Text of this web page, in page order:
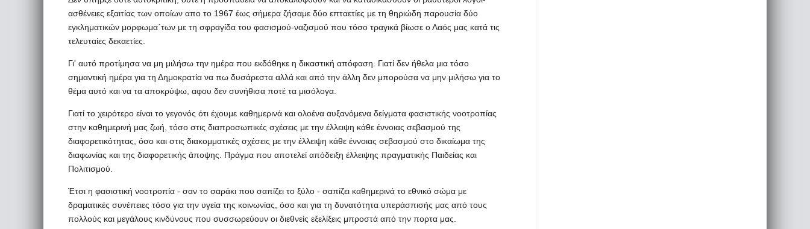
ασθένειες εξαιτίας των οποίων απο το 1967 έως σήμερα ζήσαμε δύο επταετίες με τη θηριώδη παρουσία δύο
εγκληματικών μορφωμα΄των με τη σφραγίδα του φασισμού-ναζισμού που τόσο τραγικά βίωσε ο Λαός μας κατά τις
τελευταίες δεκαετίες.
Γι' αυτό προτίμησα να μη μιλήσω την ημέρα που εκδόθηκε η δικαστική απόφαση. Γιατί δεν ήθελα μια τόσο
σημαντική ημέρα για τη Δημοκρατία να πω δυσάρεστα αλλά και από την άλλη δεν μπορούσα να μην μιλήσω για το
θέμα αυτό και να τα αποκρύψω, αφου δεν συνήθισα ποτέ τα μισόλογα.
Γιατί το χειρότερο είναι το γεγονός ότι έχουμε καθημερινά και ολοένα αυξανόμενα δείγματα φασιστικής νοοτροπίας
στην καθημερινή μας ζωή, τόσο στις διαπροσωπικές σχέσεις με την έλλειψη κάθε έννοιας σεβασμού της
διαφορετικότητας, όσο και στις διακομματικές σχέσεις με την έλλειψη κάθε έννοιας σεβασμού στο δικαίωμα της
διαφωνίας και της διαφορετικής άποψης. Πράγμα που αποτελεί απόδειξη έλλειψης πραγματικής Παιδείας και
Πολιτισμού.
Έτσι η φασιστική νοοτροπία - σαν το σαράκι που σαπίζει το ξύλο - σαπίζει καθημερινά το εθνικό σώμα με
δραματικές συνέπειες τόσο για την υγεία της κοινωνίας, όσο και για τη δυνατότητα υπεράσπισής μας από τους
πολλούς και μεγάλους κινδύνους που συσσωρεύουν οι διεθνείς εξελίξεις μπροστά από την πορτα μας.